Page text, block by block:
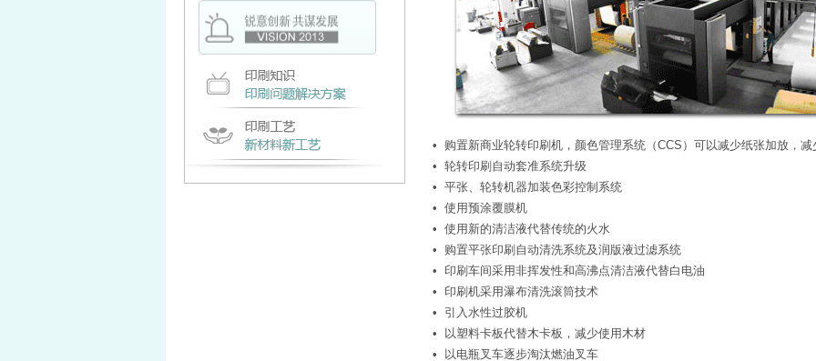
• 购置新商业轮转印刷机，颜色管理系统（CCS）可以减少纸张加放，
• 轮转印刷自动套准系统升级
• 平张、轮转机器加装色彩控制系统
• 使用预涂覆膜机
• 使用新的清洁液代替传统的火水
• 购置平张印刷自动清洗系统及润版液过滤系统
• 印刷车间采用非挥发性和高沸点清洁液代替白电油
• 印刷机采用瀑布清洗滚筒技术
• 引入水性过胶机
• 以塑料卡板代替木卡板，减少使用木材
• 以电瓶叉车逐步淘汰燃油叉车